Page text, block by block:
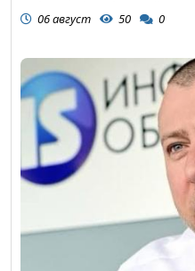
06 август 50 0